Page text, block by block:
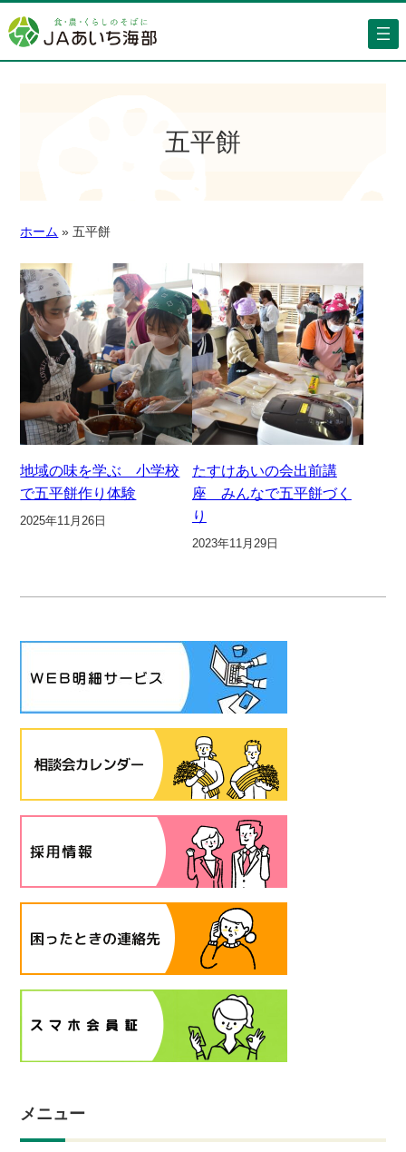
五平餅
ホーム » 五平餅
地域の味を学ぶ 小学校
で五平餅作り体験
2025年11月26日
たすけあいの会出前講
座 みんなで五平餅づく
り
2023年11月29日
メニュー